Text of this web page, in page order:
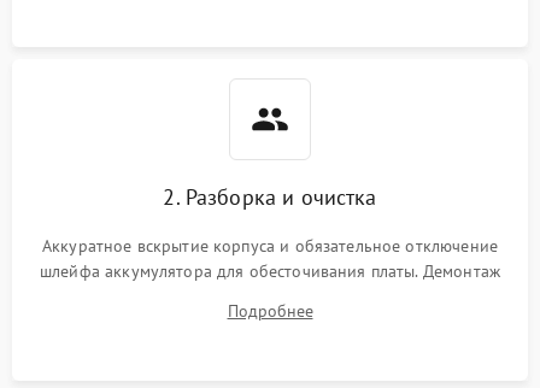
2. Разборка и очистка
Аккуратное вскрытие корпуса и обязательное отключение
шлейфа аккумулятора для обесточивания платы. Демонтаж
высохшей термопасты с кристаллов чипов.
Подробнее